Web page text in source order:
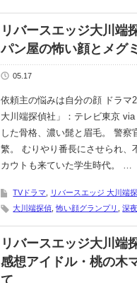
リバースエッジ大川端
パン屋の怖い顔とメグ
05.17
依頼主の悩みは自分の顔 ドラマ
大川端探偵社」：テレビ東京
した骨格、濃い髭と眉毛。 警察
繁。 むりやり番長にさせられ、
カウトも来ていた学生時代。 …
TVドラマ リバースエッジ 大川端
大川端探偵 ,怖い顔グランプリ ,深
リバースエッジ大川端
感想アイドル・桃の木
て